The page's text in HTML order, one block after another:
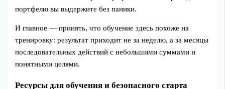
портфелю вы выдержите без паники.
И главное — принять, что обучение здесь похоже на
тренировку: результат приходит не за неделю, а за месяцы
последовательных действий с небольшими суммами и
понятными целями.
Ресурсы для обучения и безопасного старта